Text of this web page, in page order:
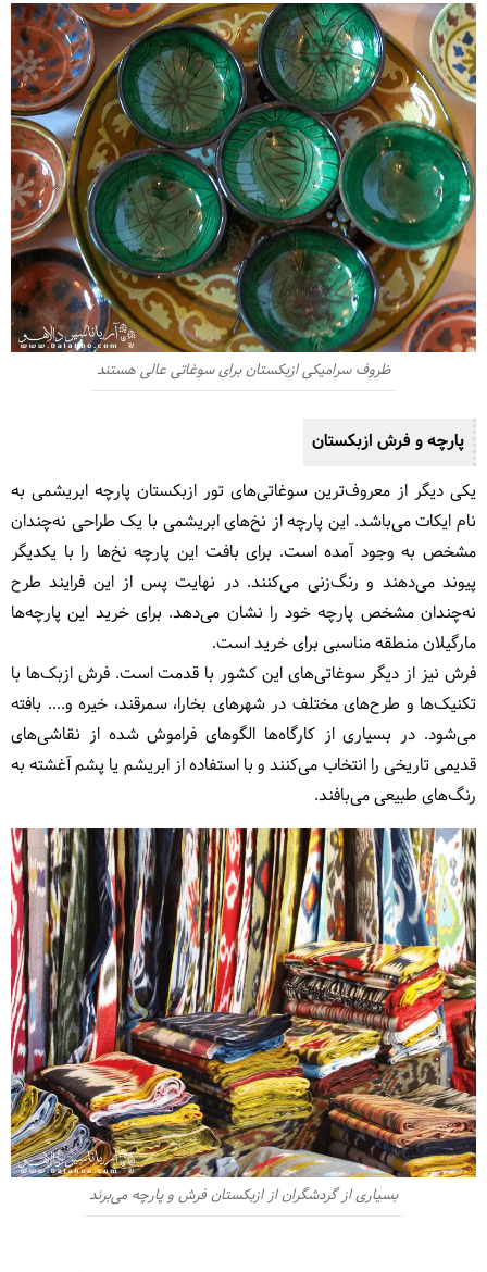
ظروف سرامیکی ازبکستان برای سوغاتی عالی هستند
پارچه و فرش ازبکستان
یکی دیگر از معروف‌ترین سوغاتی‌های تور ازبکستان پارچه ابریشمی به
نام ایکات می‌باشد. این پارچه از نخ‌های ابریشمی با یک طراحی نه‌چندان
مشخص به وجود آمده است. برای بافت این پارچه نخ‌ها را با یکدیگر
پیوند می‌دهند و رنگ‌زنی می‌کنند. در نهایت پس از این فرایند طرح
نه‌چندان مشخص پارچه خود را نشان می‌دهد. برای خرید این پارچه‌ها
مارگیلان منطقه مناسبی برای خرید است.
فرش نیز از دیگر سوغاتی‌های این کشور با قدمت است. فرش ازبک‌ها با
تکنیک‌ها و طرح‌های مختلف در شهرهای بخارا، سمرقند، خیره و.... بافته
می‌شود. در بسیاری از کارگاه‌ها الگوهای فراموش شده از نقاشی‌های
قدیمی تاریخی را انتخاب می‌کنند و با استفاده از ابریشم یا پشم آغشته به
رنگ‌های طبیعی می‌بافند.
بسیاری از گردشگران از ازبکستان فرش و پارچه می‌برند